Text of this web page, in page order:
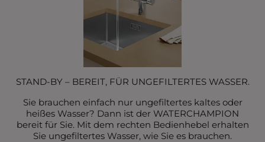
STAND-BY – BEREIT, FÜR UNGEFILTERTES WASSER.
Sie brauchen einfach nur ungefiltertes kaltes oder
heißes Wasser? Dann ist der WATERCHAMPION
bereit für Sie. Mit dem rechten Bedienhebel erhalten
Sie ungefiltertes Wasser, wie Sie es brauchen.